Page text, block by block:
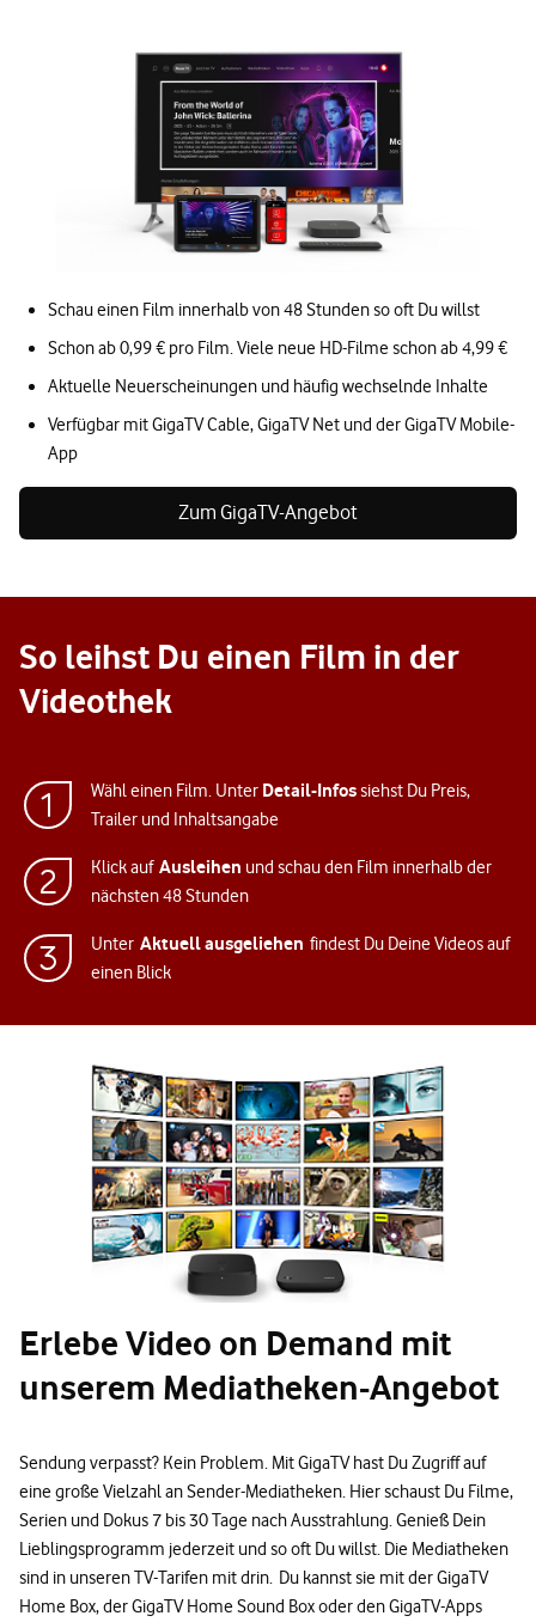
Schau einen Film innerhalb von 48 Stunden so oft Du willst
Schon ab 0,99 € pro Film. Viele neue HD-Filme schon ab 4,99 €
Aktuelle Neuerscheinungen und häufig wechselnde Inhalte
Verfügbar mit GigaTV Cable, GigaTV Net und der GigaTV Mobile-
App
Zum GigaTV-Angebot
So leihst Du einen Film in der
Videothek
Wähl einen Film. Unter Detail-Infossiehst Du Preis,
Trailer und Inhaltsangabe
Klick auf Ausleihen und schau den Film innerhalb der
nächsten 48 Stunden
Unter Aktuell ausgeliehen findest Du Deine Videos auf
einen Blick
Erlebe Video on Demand mit
unserem Mediatheken-Angebot
Sendung verpasst? Kein Problem. Mit GigaTV hast Du Zugriff auf
eine große Vielzahl an Sender-Mediatheken. Hier schaust Du Filme,
Serien und Dokus 7 bis 30 Tage nach Ausstrahlung. Genieß Dein
Lieblingsprogramm jederzeit und so oft Du willst. Die Mediatheken
sind in unseren TV-Tarifen mit drin. Du kannst sie mit der GigaTV
Home Box, der GigaTV Home Sound Box oder den GigaTV-Apps